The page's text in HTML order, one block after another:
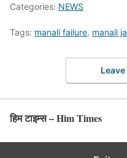
Categories: NEWS
Tags: manali failure, manali
हिम टाइम्स – Him Times